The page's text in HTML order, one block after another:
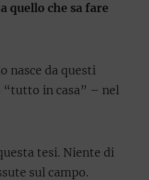
quello che sa fare
nasce da questi
in casa” – nel
tesi. Niente di
sul campo.